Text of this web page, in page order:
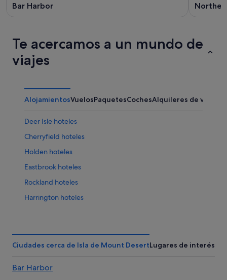
Bar Harbor
Te acercamos a un mundo de
viajes
AlojamientosVuelosPaquetesCochesAlquileres de
Deer Isle hoteles
Cherryfield hoteles
Holden hoteles
Eastbrook hoteles
Rockland hoteles
Harrington hoteles
Addison hoteles
Frankfort hoteles
Ciudades cerca de Isla de Mount DesertLugares de interés
Bar Harbor